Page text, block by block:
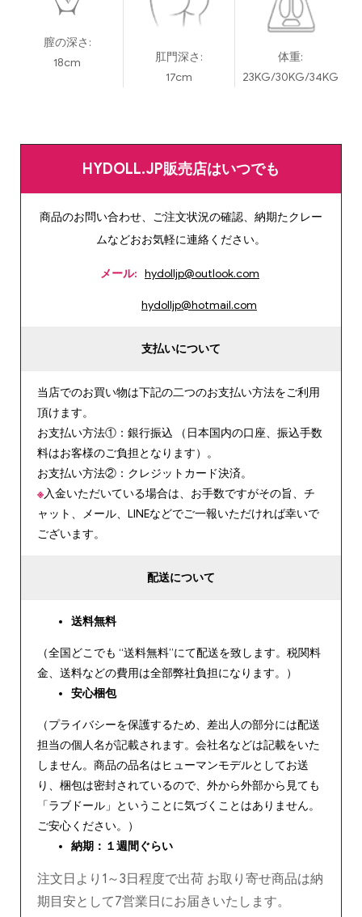
膣の深さ:
18cm
肛門深さ:
17cm
体重:
23KG/30KG/34KG
HYDOLL.JP販売店はいつでも
商品のお問い合わせ、ご注文状況の確認、納期たクレー
ムなどおお気軽に連絡ください。
メール: hydolljp@outlook.com
hydolljp@hotmail.com
支払いについて
当店でのお買い物は下記の二つのお支払い方法をご利用
頂けます。
お支払い方法①：銀行振込 （日本国内の口座、振込手数
料はお客様のご負担となります）。
お支払い方法②：クレジットカード決済。
※入金いただいている場合は、お手数ですがその旨、チ
ャット、メール、LINEなどでご一報いただければ幸いで
ございます。
配送について
送料無料
（全国どこでも “送料無料”にて配送を致します。税関料
金、送料などの費用は全部弊社負担になります。）
安心梱包
（プライバシーを保護するため、差出人の部分には配送
担当の個人名が記載されます。会社名などは記載をいた
しません。商品の品名はヒューマンモデルとしてお送
り、梱包は密封されているので、外から外部から見ても
「ラブドール」ということに気づくことはありません。
ご安心ください。）
納期：１週間ぐらい
注文日より1～3日程度で出荷 お取り寄せ商品は納
期目安として7営業日にお届きいたします。